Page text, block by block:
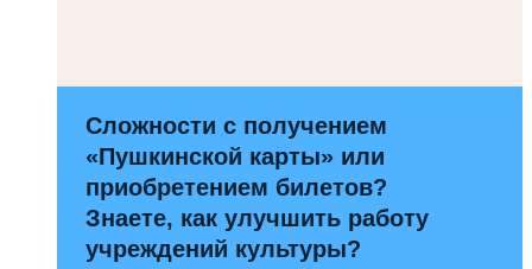
Сложности с получением
«Пушкинской карты» или
приобретением билетов?
Знаете, как улучшить работу
учреждений культуры?